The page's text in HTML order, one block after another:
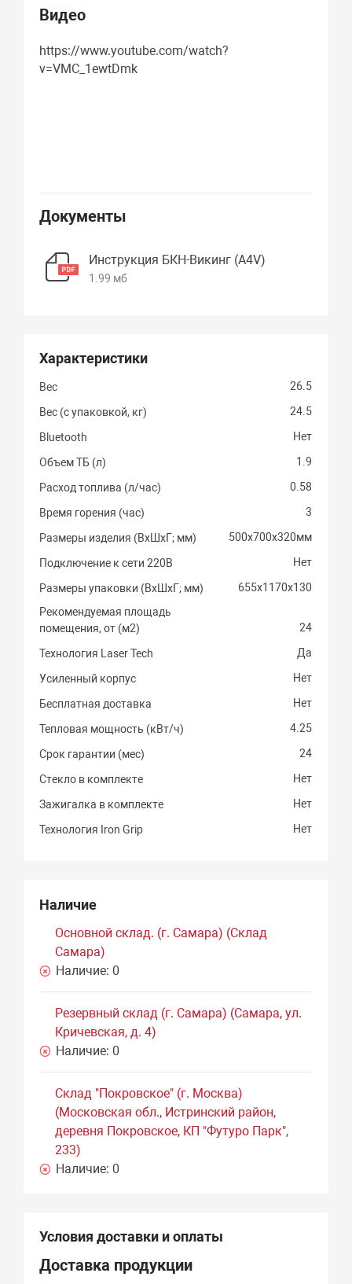
Видео
https://www.youtube.com/watch?
v=VMC_1ewtDmk
Документы
Инструкция БКН-Викинг (А4V)
1.99 мб
Характеристики
Вес 26.5
Вес (с упаковкой, кг) 24.5
Bluetooth Нет
Объем ТБ (л) 1.9
Расход топлива (л/час) 0.58
Время горения (час) 3
Размеры изделия (ВхШхГ; мм) 500х700х320мм
Подключение к сети 220В Нет
Размеры упаковки (ВхШхГ; мм)
655х1170х130
Рекомендуемая площадь
помещения, от (м2)
24
Технология Laser Tech Да
Усиленный корпус Нет
Бесплатная доставка Нет
Тепловая мощность (кВт/ч) 4.25
Срок гарантии (мес) 24
Стекло в комплекте Нет
Зажигалка в комплекте Нет
Технология Iron Grip Нет
Наличие
Основной склад. (г. Самара) (Склад
Самара)
Наличие: 0
Резервный склад (г. Самара) (Самара, ул.
Кричевская, д. 4)
Наличие: 0
Склад "Покровское" (г. Москва)
(Московская обл., Истринский район,
деревня Покровское, КП "Футуро Парк",
233)
Наличие: 0
Условия доставки и оплаты
Доставка продукции